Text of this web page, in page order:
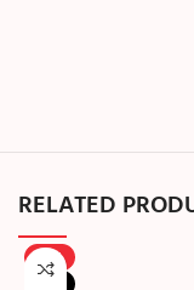
RELATED
-18%